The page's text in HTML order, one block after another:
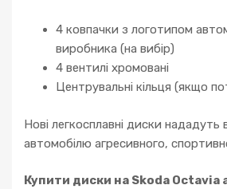
4 ковпачки з логотипом
виробника (на вибір)
4 вентилі хромовані
Центрувальні кільця (якщо
Нові легкосплавні диски нададуть
автомобілю агресивного,
Купити диски на Skoda Octavia